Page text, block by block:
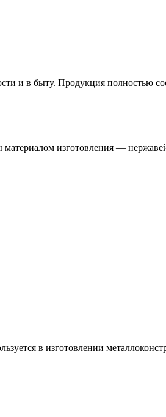
и в быту. Продукция полностью
изготовления —
в изготовлении